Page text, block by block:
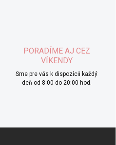
PORADÍME AJ CEZ
VÍKENDY
Sme pre vás k dispozícii každý
deň od 8:00 do 20:00 hod.